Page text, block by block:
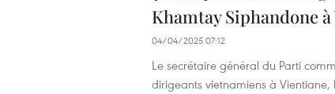
Khamtay Siphandone
04/04/2025 07:12
Le secrétaire général du Parti
dirigeants vietnamiens à